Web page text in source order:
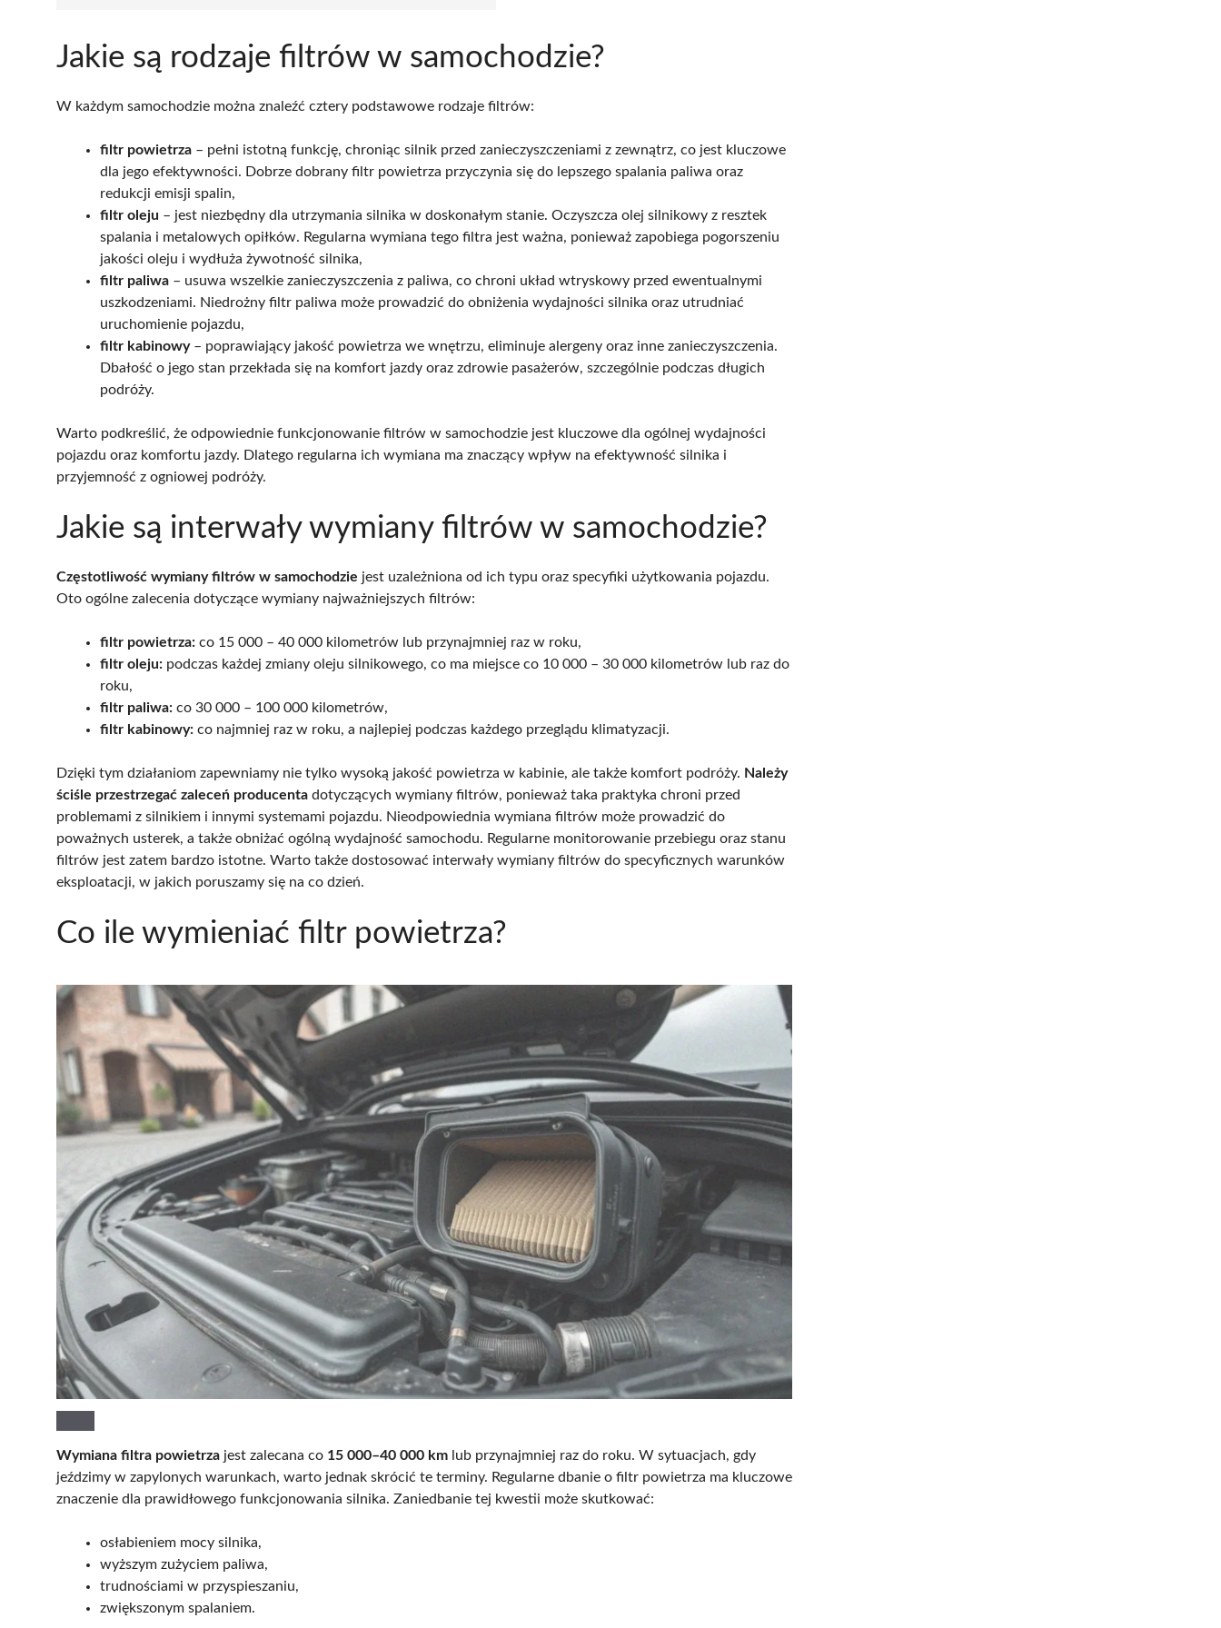
Jakie są rodzaje filtrów w samochodzie?
W każdym samochodzie można znaleźć cztery podstawowe rodzaje filtrów:
filtr powietrza – pełni istotną funkcję, chroniąc silnik przed zanieczyszczeniami z zewnątrz, co jest kluczowe
dla jego efektywności. Dobrze dobrany filtr powietrza przyczynia się do lepszego spalania paliwa oraz
redukcji emisji spalin,
filtr oleju – jest niezbędny dla utrzymania silnika w doskonałym stanie. Oczyszcza olej silnikowy z resztek
spalania i metalowych opiłków. Regularna wymiana tego filtra jest ważna, ponieważ zapobiega pogorszeniu
jakości oleju i wydłuża żywotność silnika,
filtr paliwa – usuwa wszelkie zanieczyszczenia z paliwa, co chroni układ wtryskowy przed ewentualnymi
uszkodzeniami. Niedrożny filtr paliwa może prowadzić do obniżenia wydajności silnika oraz utrudniać
uruchomienie pojazdu,
filtr kabinowy– poprawiający jakość powietrza we wnętrzu, eliminuje alergeny oraz inne zanieczyszczenia.
Dbałość o jego stan przekłada się na komfort jazdy oraz zdrowie pasażerów, szczególnie podczas długich
podróży.
Warto podkreślić, że odpowiednie funkcjonowanie filtrów w samochodzie jest kluczowe dla ogólnej wydajności
pojazdu oraz komfortu jazdy. Dlatego regularna ich wymiana ma znaczący wpływ na efektywność silnika i
przyjemność z ogniowej podróży.
Jakie są interwały wymiany filtrów w samochodzie?
Częstotliwość wymiany filtrów w samochodzie jest uzależniona od ich typu oraz specyfiki użytkowania pojazdu.
Oto ogólne zalecenia dotyczące wymiany najważniejszych filtrów:
filtr powietrza: co 15 000 – 40 000 kilometrów lub przynajmniej raz w roku,
filtr oleju: podczas każdej zmiany oleju silnikowego, co ma miejsce co 10 000 – 30 000 kilometrów lub raz do
roku,
filtr paliwa: co 30 000 – 100 000 kilometrów,
filtr kabinowy: co najmniej raz w roku, a najlepiej podczas każdego przeglądu klimatyzacji.
Dzięki tym działaniom zapewniamy nie tylko wysoką jakość powietrza w kabinie, ale także komfort podróży. Należy
ściśle przestrzegać zaleceń producenta dotyczących wymiany filtrów, ponieważ taka praktyka chroni przed
problemami z silnikiem i innymi systemami pojazdu. Nieodpowiednia wymiana filtrów może prowadzić do
poważnych usterek, a także obniżać ogólną wydajność samochodu. Regularne monitorowanie przebiegu oraz stanu
filtrów jest zatem bardzo istotne. Warto także dostosować interwały wymiany filtrów do specyficznych warunków
eksploatacji, w jakich poruszamy się na co dzień.
Co ile wymieniać filtr powietrza?
Wymiana filtra powietrza jest zalecana co 15 000–40 000 km lub przynajmniej raz do roku. W sytuacjach, gdy
jeździmy w zapylonych warunkach, warto jednak skrócić te terminy. Regularne dbanie o filtr powietrza ma kluczowe
znaczenie dla prawidłowego funkcjonowania silnika. Zaniedbanie tej kwestii może skutkować:
osłabieniem mocy silnika,
wyższym zużyciem paliwa,
trudnościami w przyspieszaniu,
zwiększonym spalaniem.